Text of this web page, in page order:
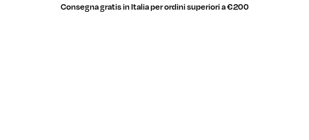
Consegna gratis in Italia per ordini superiori a €200